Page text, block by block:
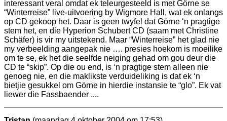
interessant veral omdat ek teleurgesteeld is met Görne se
“Winterreise” live-uitvoering by Wigmore Hall, wat ek onlangs
op CD gekoop het. Daar is geen twyfel dat Görne ‘n pragtige
stem het, en die Hyperion Schubert CD (saam met Christine
Schäfer) is vir my uitstekend. Maar “Winterreise” het glad nie
my verbeelding aangepak nie …. presies hoekom is moeilike
om te se, ek het die seelfde neiging gehad om gou deur die
CD te “skip”. Op die ou end, is ‘n pragtige stem alleen nie
genoeg nie, en die maklikste verduideliking is dat ek ‘n
bietjie gesukkel om Görne in hierdie instansie te “glo”. Ek vat
liewer die Fassbaender ....